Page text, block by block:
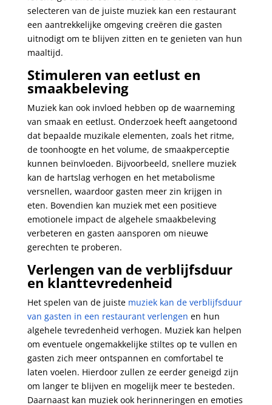
selecteren van de juiste muziek kan een restaurant
een aantrekkelijke omgeving creëren die gasten
uitnodigt om te blijven zitten en te genieten van hun
maaltijd.
Stimuleren van eetlust en
smaakbeleving
Muziek kan ook invloed hebben op de waarneming
van smaak en eetlust. Onderzoek heeft aangetoond
dat bepaalde muzikale elementen, zoals het ritme,
de toonhoogte en het volume, de smaakperceptie
kunnen beïnvloeden. Bijvoorbeeld, snellere muziek
kan de hartslag verhogen en het metabolisme
versnellen, waardoor gasten meer zin krijgen in
eten. Bovendien kan muziek met een positieve
emotionele impact de algehele smaakbeleving
verbeteren en gasten aansporen om nieuwe
gerechten te proberen.
Verlengen van de verblijfsduur
en klanttevredenheid
Het spelen van de juiste muziek kan de verblijfsduur
van gasten in een restaurant verlengen en hun
algehele tevredenheid verhogen. Muziek kan helpen
om eventuele ongemakkelijke stiltes op te vullen en
gasten zich meer ontspannen en comfortabel te
laten voelen. Hierdoor zullen ze eerder geneigd zijn
om langer te blijven en mogelijk meer te besteden.
Daarnaast kan muziek ook herinneringen en emoties